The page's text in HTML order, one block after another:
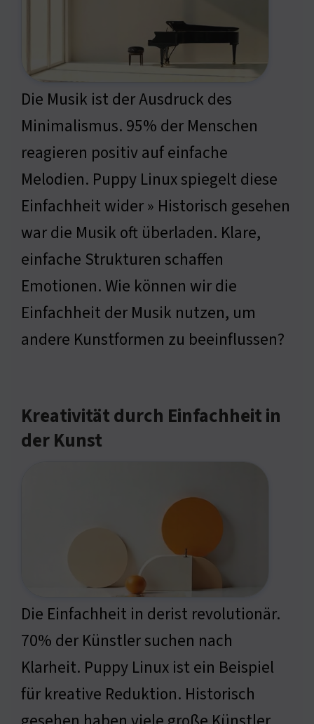
Die Musik ist der Ausdruck des
Minimalismus. 95% der Menschen
reagieren positiv auf einfache
Melodien. Puppy Linux spiegelt diese
Einfachheit wider » Historisch gesehen
war die Musik oft überladen. Klare,
einfache Strukturen schaffen
Emotionen. Wie können wir die
Einfachheit der Musik nutzen, um
andere Kunstformen zu beeinflussen?
Kreativität durch Einfachheit in
der Kunst
Die Einfachheit in derist revolutionär.
70% der Künstler suchen nach
Klarheit. Puppy Linux ist ein Beispiel
für kreative Reduktion. Historisch